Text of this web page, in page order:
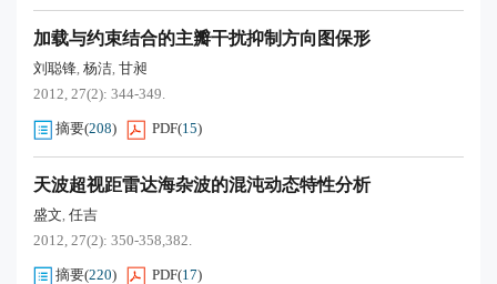
加载与约束结合的主瓣干扰抑制方向图保形
刘聪锋, 杨洁, 甘昶
2012, 27(2): 344-349.
摘要(208) PDF(15)
天波超视距雷达海杂波的混沌动态特性分析
盛文, 任吉
2012, 27(2): 350-358,382.
摘要(220) PDF(17)